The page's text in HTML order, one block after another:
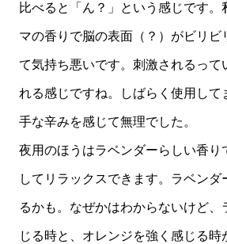
比べると「ん？」という感じです。
マの香りで脳の表面（？）がビリビ
て気持ち悪いです。刺激されるって
れる感じですね。しばらく使用して
手な辛みを感じて無理でした。
夜用のほうはラベンダーらしい香り
してリラックスできます。ラベンダ
るかも。なぜかはわからないけど、
じる時と、オレンジを強く感じる時